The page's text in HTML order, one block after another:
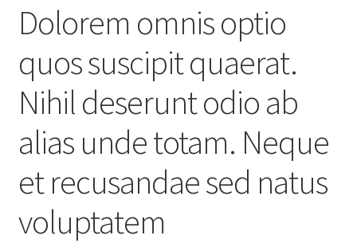
Dolorem omnis optio
quos suscipit quaerat.
Nihil deserunt odio ab
alias unde totam. Neque
et recusandae sed natus
voluptatem